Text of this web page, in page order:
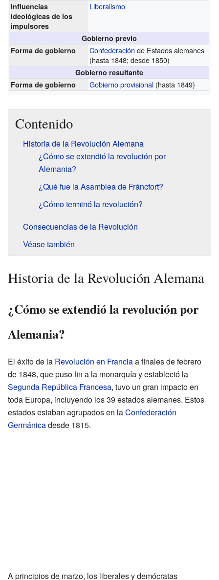
Influencias
ideológicas de los
impulsores
Liberalismo
Gobierno previo
Forma de gobierno
Confederación de Estados alemanes
(hasta 1848; desde 1850)
Gobierno resultante
Forma de gobierno
Gobierno provisional (hasta 1849)
Contenido
Historia de la Revolución Alemana
¿Cómo se extendió la revolución por
Alemania?
¿Qué fue la Asamblea de Fráncfort?
¿Cómo terminó la revolución?
Consecuencias de la Revolución
Véase también
Historia de la Revolución Alemana
¿Cómo se extendió la revolución por
Alemania?
El éxito de la Revolución en Franciaa finales de febrero
de 1848, que puso fin a la monarquía y estableció la
Segunda República Francesa, tuvo un gran impacto en
toda Europa, incluyendo los 39 estados alemanes. Estos
estados estaban agrupados en laConfederación
Germánicadesde 1815.
A principios de marzo, los liberales y demócratas